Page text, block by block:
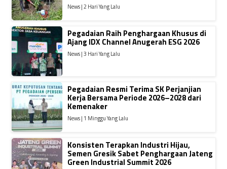
News | 2 Hari Yang Lalu
Pegadaian Raih Penghargaan Khusus di
Ajang IDX Channel Anugerah ESG 2026
News | 3 Hari Yang Lalu
Pegadaian Resmi Terima SK Perjanjian
Kerja Bersama Periode 2026–2028 dari
Kemenaker
News | 1 Minggu Yang Lalu
Konsisten Terapkan Industri Hijau,
Semen Gresik Sabet Penghargaan Jateng
Green Industrial Summit 2026